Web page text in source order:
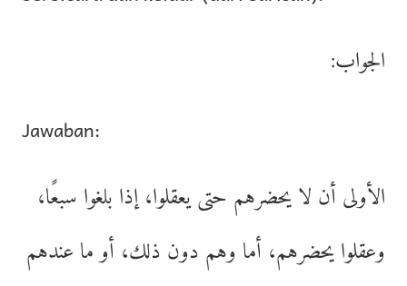
الجواب:
Jawaban:
الأولى أن لا يحضرهم حتى يعقلوا، إذا بلغوا سبعًا،
وعقلوا يحضرهم، أما وهم دون ذلك، أو ما عندهم